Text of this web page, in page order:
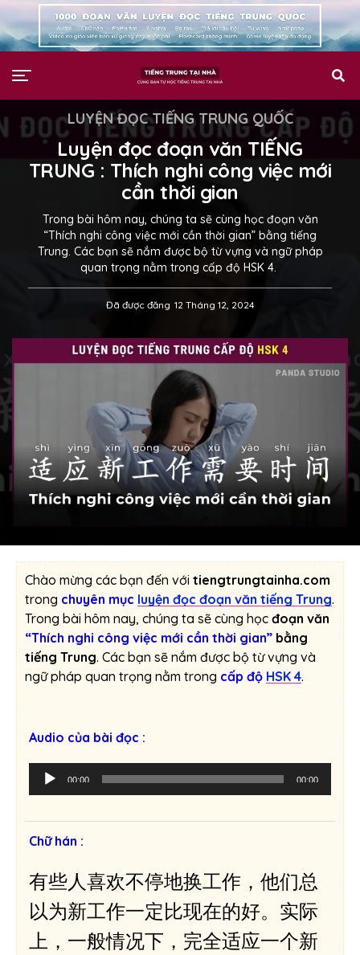
LUYỆN ĐỌC TIẾNG TRUNG QUỐC
Luyện đọc đoạn văn TIẾNG
TRUNG : Thích nghi công việc mới
cần thời gian
Trong bài hôm nay, chúng ta sẽ cùng học đoạn văn
“Thích nghi công việc mới cần thời gian” bằng tiếng
Trung. Các bạn sẽ nắm được bộ từ vựng và ngữ pháp
quan trọng nằm trong cấp độ HSK 4.
Đã được đăng 12 Tháng 12, 2024
Chào mừng các bạn đến với tiengtrungtainha.com
trong chuyên mục luyện đọc đoạn văn tiếng Trung.
Trong bài hôm nay, chúng ta sẽ cùng học đoạn văn
“Thích nghi công việc mới cần thời gian” bằng
tiếng Trung. Các bạn sẽ nắm được bộ từ vựng và
ngữ pháp quan trọng nằm trong cấp độ HSK 4.
Audio của bài đọc :
h
h
á
â
00:00 00:00
Chữ hán :
有些人喜欢不停地换工作，他们总
以为新工作一定比现在的好。实际
上，一般情况下，完全适应一个新